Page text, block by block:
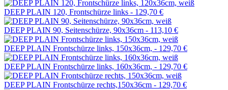
DEEP PLAIN 120, Frontschürze links - 129,70 €
DEEP PLAIN 90, Seitenschürze, 90x36cm - 113,10 €
DEEP PLAIN Frontschürze links, 150x36cm, - 129,70 €
DEEP PLAIN Frontschürze links, 160x36cm, - 129,70 €
DEEP PLAIN Frontschürze rechts,150x36cm - 129,70 €